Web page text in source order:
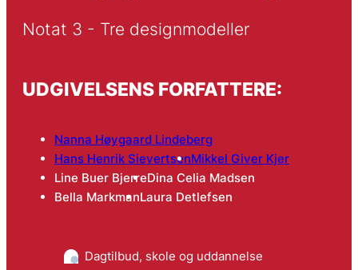
Notat 3 - Tre designmodeller
UDGIVELSENS FORFATTERE:
Nanna Høygaard Lindeberg
Hans Henrik SievertsenMikkel Giver Kjer
Line Buer BjerreDina Celia Madsen
Bella MarkmanLaura Detlefsen
Dagtilbud, skole og uddannelse